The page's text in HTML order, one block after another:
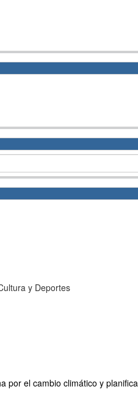
y Deportes
por el cambio climático y